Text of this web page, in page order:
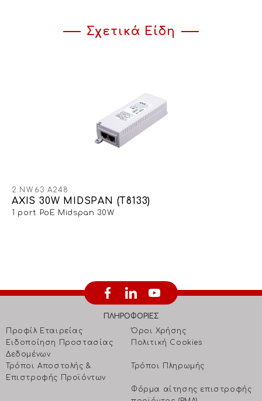
Σχετικά Είδη
2.NW.63.A248
AXIS 30W MIDSPAN (T8133)
1 port PoE Midspan 30W
ΠΛΗΡΟΦΟΡΙΕΣ
Προφίλ Εταιρείας
Όροι Χρήσης
Ειδοποίηση Προστασίας
Δεδομένων
Πολιτική Cookies
Τρόποι Αποστολής &
Επιστροφής Προϊόντων
Τρόποι Πληρωμής
Φόρμα αίτησης επιστροφής